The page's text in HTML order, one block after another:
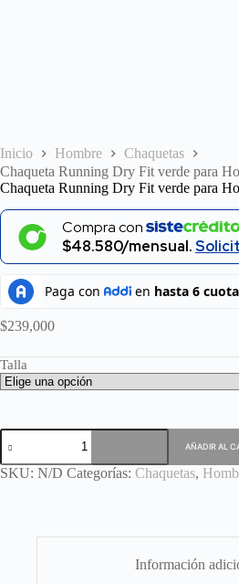
Inicio Hombre
Chaquetas
Chaqueta Running Dry Fit verde para
Chaqueta Running Dry Fit verde para
Compra con
$48.580/mensual.
$239,000
Talla
Chaqueta
Running
Dry
Fit
AÑADIR AL
SKU: N/D Categorías: Chaquetas,
Información